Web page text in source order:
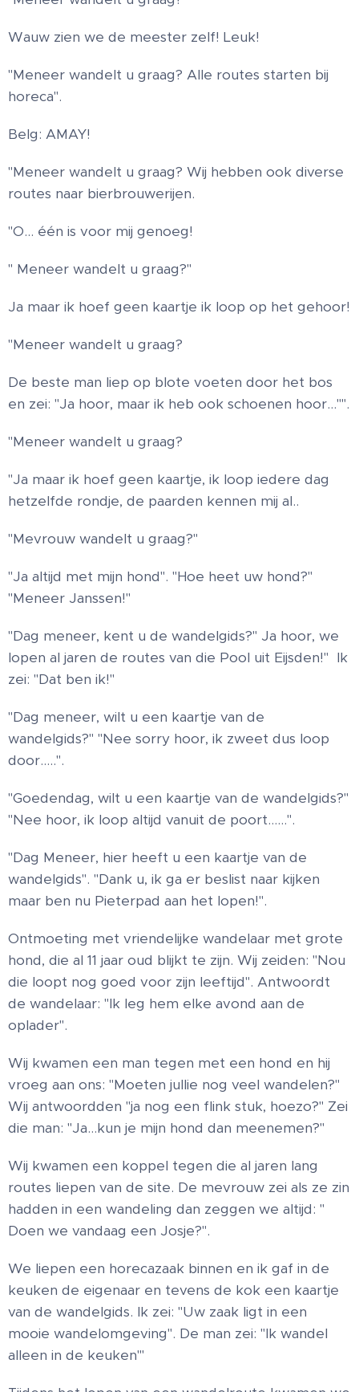
Wauw zien we de meester zelf! Leuk!
"Meneer wandelt u graag? Alle routes starten bij
horeca".
Belg: AMAY!
"Meneer wandelt u graag? Wij hebben ook diverse
routes naar bierbrouwerijen.
"O… één is voor mij genoeg!
" Meneer wandelt u graag?"
Ja maar ik hoef geen kaartje ik loop op het gehoor!
"Meneer wandelt u graag?
De beste man liep op blote voeten door het bos
en zei: "Ja hoor, maar ik heb ook schoenen hoor…"".
"Meneer wandelt u graag?
"Ja maar ik hoef geen kaartje, ik loop iedere dag
hetzelfde rondje, de paarden kennen mij al..
"Mevrouw wandelt u graag?"
"Ja altijd met mijn hond". "Hoe heet uw hond?"
"Meneer Janssen!"
"Dag meneer, kent u de wandelgids?" Ja hoor, we
lopen al jaren de routes van die Pool uit Eijsden!" Ik
zei: "Dat ben ik!"
"Dag meneer, wilt u een kaartje van de
wandelgids?" "Nee sorry hoor, ik zweet dus loop
door…..".
"Goedendag, wilt u een kaartje van de wandelgids?"
"Nee hoor, ik loop altijd vanuit de poort……".
"Dag Meneer, hier heeft u een kaartje van de
wandelgids". "Dank u, ik ga er beslist naar kijken
maar ben nu Pieterpad aan het lopen!".
Ontmoeting met vriendelijke wandelaar met grote
hond, die al 11 jaar oud blijkt te zijn. Wij zeiden: "Nou
die loopt nog goed voor zijn leeftijd". Antwoordt
de wandelaar: "Ik leg hem elke avond aan de
oplader".
Wij kwamen een man tegen met een hond en hij
vroeg aan ons: "Moeten jullie nog veel wandelen?"
Wij antwoordden "ja nog een flink stuk, hoezo?" Zei
die man: "Ja…kun je mijn hond dan meenemen?"
Wij kwamen een koppel tegen die al jaren lang
routes liepen van de site. De mevrouw zei als ze zin
hadden in een wandeling dan zeggen we altijd: "
Doen we vandaag een Josje?".
We liepen een horecazaak binnen en ik gaf in de
keuken de eigenaar en tevens de kok een kaartje
van de wandelgids. Ik zei: "Uw zaak ligt in een
mooie wandelomgeving". De man zei: "Ik wandel
alleen in de keuken"'